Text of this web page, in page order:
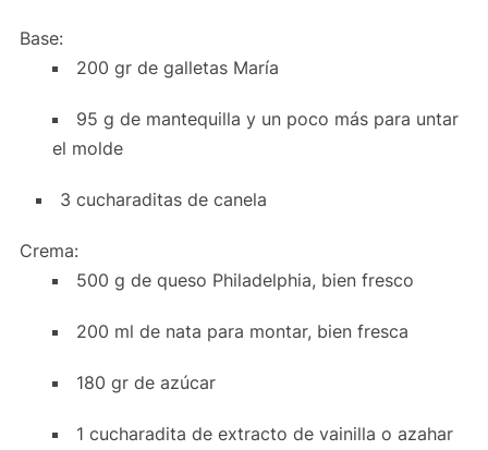
Base:
200 gr de galletas María
95 g de mantequilla y un poco más para untar
el molde
3 cucharaditas de canela
Crema:
500 g de queso Philadelphia, bien fresco
200 ml de nata para montar, bien fresca
180 gr de azúcar
1 cucharadita de extracto de vainilla o azahar